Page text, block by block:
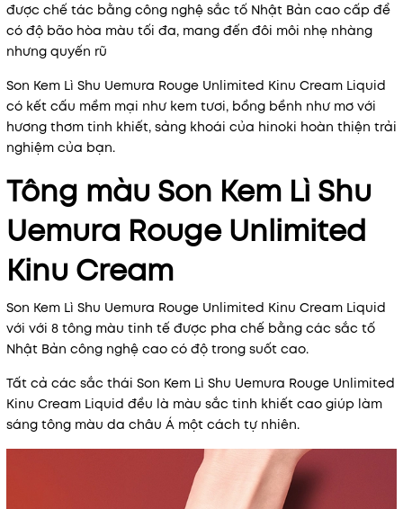
được chế tác bằng công nghệ sắc tố Nhật Bản cao cấp để
có độ bão hòa màu tối đa, mang đến đôi môi nhẹ nhàng
nhưng quyến rũ
Son Kem Lì Shu Uemura Rouge Unlimited Kinu Cream Liquid
có kết cấu mềm mại như kem tươi, bồng bềnh như mơ với
hương thơm tinh khiết, sảng khoái của hinoki hoàn thiện trải
nghiệm của bạn.
Tông màu Son Kem Lì Shu
Uemura Rouge Unlimited
Kinu Cream
Son Kem Lì Shu Uemura Rouge Unlimited Kinu Cream Liquid
với với 8 tông màu tinh tế được pha chế bằng các sắc tố
Nhật Bản công nghệ cao có độ trong suốt cao.
Tất cả các sắc thái Son Kem Lì Shu Uemura Rouge Unlimited
Kinu Cream Liquid đều là màu sắc tinh khiết cao giúp làm
sáng tông màu da châu Á một cách tự nhiên.